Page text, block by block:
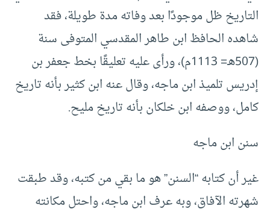
التاريخ ظل موجودًا بعد وفاته مدة طويلة، فقد
شاهده الحافظ ابن طاهر المقدسي المتوفى سنة
(507هـ= 1113م)، ورأى عليه تعليقًا بخط جعفر بن
إدريس تلميذ ابن ماجه، وقال عنه ابن كثير بأنه تاريخ
كامل، ووصفه ابن خلكان بأنه تاريخ مليح.
سنن ابن ماجه
غير أن كتابه “السنن” هو ما بقي من كتبه، وقد طبقت
شهرته الآفاق، وبه عرف ابن ماجه، واحتل مكانته